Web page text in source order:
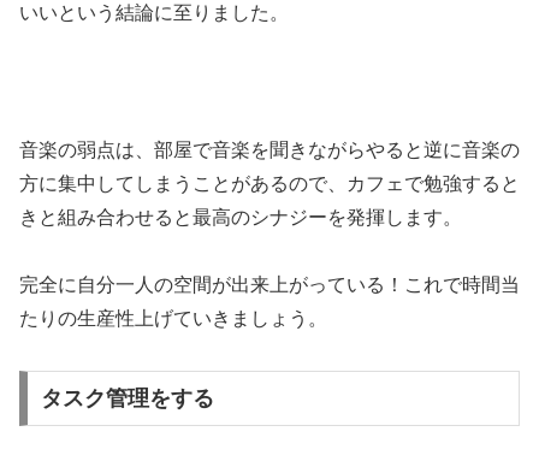
いいという結論に至りました。
音楽の弱点は、部屋で音楽を聞きながらやると逆に音楽の
方に集中してしまうことがあるので、カフェで勉強すると
きと組み合わせると最高のシナジーを発揮します。
完全に自分一人の空間が出来上がっている！これで時間当
たりの生産性上げていきましょう。
タスク管理をする